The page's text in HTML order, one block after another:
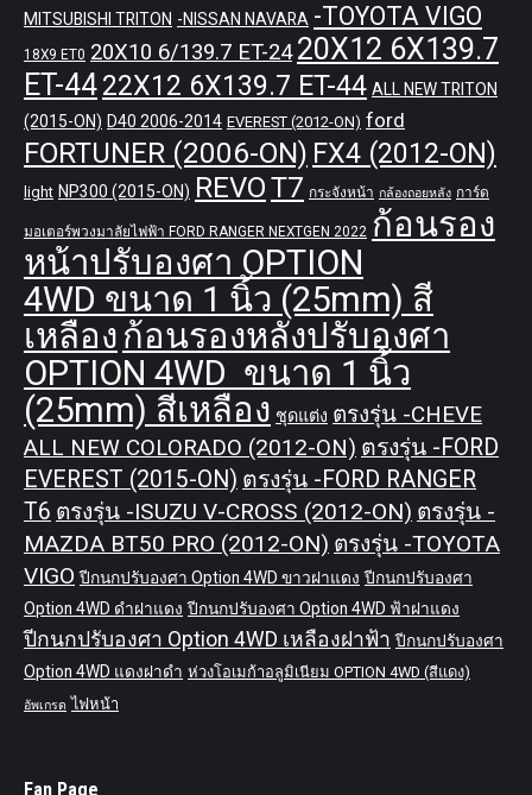
MITSUBISHI TRITON -NISSAN NAVARA -TOYOTA VIGO
18X9 ET0 20X10 6/139.7 ET-24 20X12 6X139.7
ET-4422X12 6X139.7 ET-44 ALL NEW TRITON
(2015-ON) D40 2006-2014 EVEREST (2012-ON) ford
FORTUNER (2006-ON) FX4 (2012-ON)
light NP300 (2015-ON) REVOT7 กระจังหน้า กล้องถอยหลัง การ์ด
มอเตอร์พวงมาลัยไฟฟ้า FORD RANGER NEXTGEN 2022 ก้อนรอง
หน้าปรับองศา OPTION
4WD ขนาด 1 นิ้ว (25mm) สี
เหลือง ก้อนรองหลังปรับองศา
OPTION 4WD ขนาด 1 นิ้ว
(25mm) สีเหลือง ชุดแต่ง ตรงรุ่น -CHEVE
ALL NEW COLORADO (2012-ON) ตรงรุ่น -FORD
EVEREST (2015-ON) ตรงรุ่น -FORD RANGER
T6 ตรงรุ่น -ISUZU V-CROSS (2012-ON) ตรงรุ่น -
MAZDA BT50 PRO (2012-ON) ตรงรุ่น -TOYOTA
VIGO ปีกนกปรับองศา Option 4WD ขาวฝาแดง ปีกนกปรับองศา
Option 4WD ดำฝาแดง ปีกนกปรับองศา Option 4WD ฟ้าฝาแดง
ปีกนกปรับองศา Option 4WD เหลืองฝาฟ้า ปีกนกปรับองศา
Option 4WD แดงฝาดำ ห่วงโอเมก้าอลูมิเนียม OPTION 4WD (สีแดง)
อัพเกรด ไฟหน้า
Fan Page